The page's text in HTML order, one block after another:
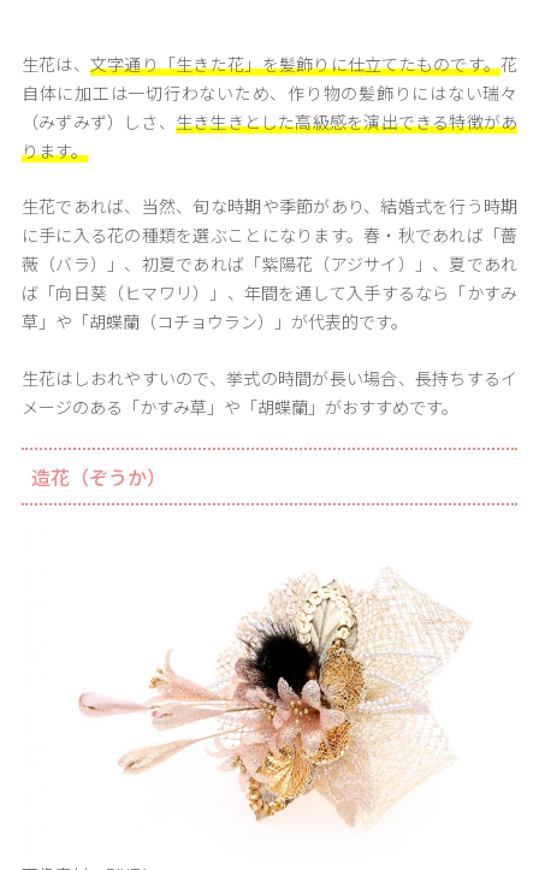
生花は、 文字通り「生きた花」を髪飾りに仕立てたものです。花
自体に加工は一切行わないため、作り物の髪飾りにはない瑞々
（みずみず）しさ、 生き生きとした高級感を演出できる特徴があ
ります。
生花であれば、当然、旬な時期や季節があり、結婚式を行う時期
に手に入る花の種類を選ぶことになります。春・秋であれば「薔
薇（バラ）」、初夏であれば「紫陽花（アジサイ）」、夏であれ
ば「向日葵（ヒマワリ）」、年間を通して入手するなら「かすみ
草」や「胡蝶蘭（コチョウラン）」が代表的です。
生花はしおれやすいので、挙式の時間が長い場合、長持ちするイ
メージのある「かすみ草」や「胡蝶蘭」がおすすめです。
造花（ぞうか）